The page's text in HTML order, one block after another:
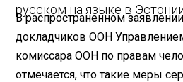
русском на языке в
В распространенном
докладчиков ООН
комиссара ООН по правам
отмечается, что такие меры